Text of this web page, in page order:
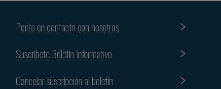
Ponte en contacto con nosotros
Suscribete Boletin Informativo
Cancelar suscripción al boletín